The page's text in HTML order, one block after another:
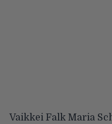
Vaikkei Falk Maria